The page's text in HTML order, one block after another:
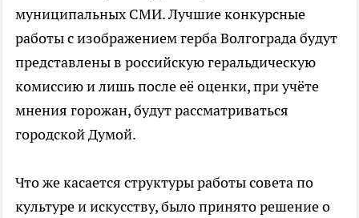
муниципальных СМИ. Лучшие конкурсные
работы с изображением герба Волгограда будут
представлены в российскую геральдическую
комиссию и лишь после её оценки, при учёте
мнения горожан, будут рассматриваться
городской Думой.
Что же касается структуры работы совета по
культуре и искусству, было принято решение о